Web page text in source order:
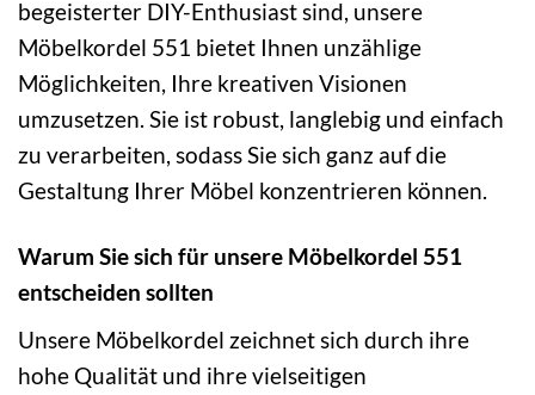
begeisterter DIY-Enthusiast sind, unsere
Möbelkordel 551 bietet Ihnen unzählige
Möglichkeiten, Ihre kreativen Visionen
umzusetzen. Sie ist robust, langlebig und einfach
zu verarbeiten, sodass Sie sich ganz auf die
Gestaltung Ihrer Möbel konzentrieren können.
Warum Sie sich für unsere Möbelkordel 551
entscheiden sollten
Unsere Möbelkordel zeichnet sich durch ihre
hohe Qualität und ihre vielseitigen